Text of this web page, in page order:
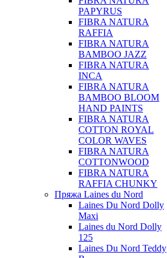
PAPYRUS
FIBRA NATURA
RAFFIA
FIBRA NATURA
BAMBOO JAZZ
FIBRA NATURA
INCA
FIBRA NATURA
BAMBOO BLOOM
HAND PAINTS
FIBRA NATURA
COTTON ROYAL
COLOR WAVES
FIBRA NATURA
COTTONWOOD
FIBRA NATURA
RAFFIA CHUNKY
Пряжа Laines du Nord
Laines Du Nord Dolly
Maxi
Laines du Nord Dolly
125
Laines Du Nord Teddy